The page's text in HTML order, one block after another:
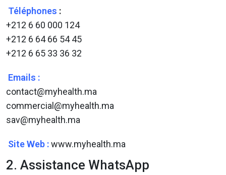
Téléphones :
+212 6 60 000 124
+212 6 64 66 54 45
+212 6 65 33 36 32
Emails :
contact@myhealth.ma
commercial@myhealth.ma
sav@myhealth.ma
Site Web :www.myhealth.ma
2. Assistance WhatsApp